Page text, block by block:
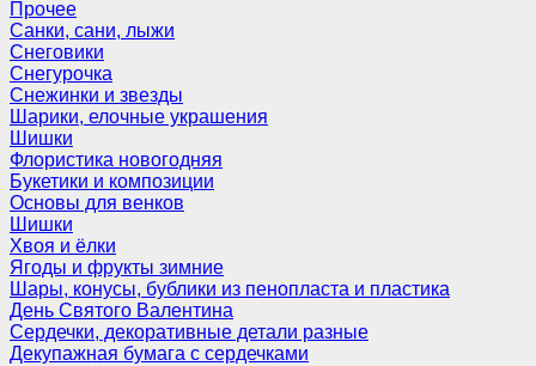
Прочее
Санки, сани, лыжи
Снеговики
Снегурочка
Снежинки и звезды
Шарики, елочные украшения
Шишки
Флористика новогодняя
Букетики и композиции
Основы для венков
Шишки
Хвоя и ёлки
Ягоды и фрукты зимние
Шары, конусы, бублики из пенопласта и пластика
День Святого Валентина
Сердечки, декоративные детали разные
Декупажная бумага с сердечками